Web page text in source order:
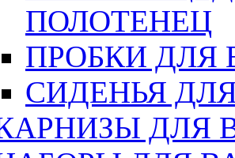
ПОЛОТЕНЕЦ
ПРОБКИ ДЛЯ
СИДЕНЬЯ
ДЛЯ